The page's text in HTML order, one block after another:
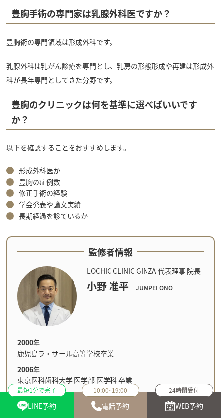
豊胸手術の専門家は乳腺外科医ですか？
豊胸術の専門領域は形成外科です。
乳腺外科は乳がん診療を専門とし、乳房の形態形成や再建は形成外
科が長年専門としてきた分野です。
豊胸のクリニックは何を基準に選べばいいです
か？
以下を確認することをおすすめします。
形成外科医か
豊胸の症例数
修正手術の経験
学会発表や論文実績
長期経過を診ているか
監修者情報
LOCHIC CLINIC GINZA 代表理事 院長
小野 准平 JUMPEI ONO
2000年
鹿児島ラ・サール高等学校卒業
2006年
東京医科歯科大学 医学部 医学科 卒業
2008年
臨床初期研修修了後、北里大学 形成外科・美容外科学 入局
最短1分で完了
LINE予約
10:00~19:00
電話予約
24時間受付
WEB予約